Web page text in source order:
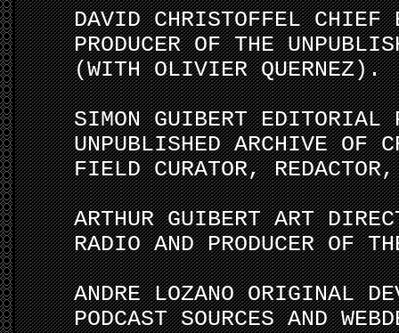
DAVID CHRISTOFFEL CHIEF
PRODUCER OF THE
(WITH OLIVIER QUERNEZ).
SIMON GUIBERT EDITORIAL
UNPUBLISHED ARCHIVE OF
FIELD CURATOR,
ARTHUR GUIBERT ART
RADIO AND PRODUCER OF
ANDRE LOZANO ORIGINAL
PODCAST SOURCES AND